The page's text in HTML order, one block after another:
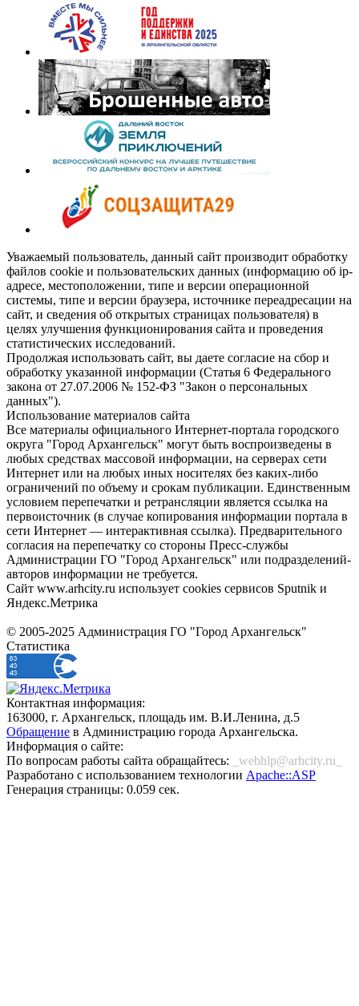
Уважаемый пользователь, данный сайт производит обработку
файлов cookie и пользовательских данных (информацию об ip-
адресе, местоположении, типе и версии операционной
системы, типе и версии браузера, источнике переадресации на
сайт, и сведения об открытых страницах пользователя) в
целях улучшения функционирования сайта и проведения
статистических исследований.
Продолжая использовать сайт, вы даете согласие на сбор и
обработку указанной информации (Статья 6 Федерального
закона от 27.07.2006 № 152-ФЗ "Закон о персональных
данных").
Использование материалов сайта
Все материалы официального Интернет-портала городского
округа "Город Архангельск" могут быть воспроизведены в
любых средствах массовой информации, на серверах сети
Интернет или на любых иных носителях без каких-либо
ограничений по объему и срокам публикации. Единственным
условием перепечатки и ретрансляции является ссылка на
первоисточник (в случае копирования информации портала в
сети Интернет — интерактивная ссылка). Предварительного
согласия на перепечатку со стороны Пресс-службы
Администрации ГО "Город Архангельск" или подразделений-
авторов информации не требуется.
Сайт www.arhcity.ru использует cookies сервисов Sputnik и
Яндекс.Метрика
© 2005-2025 Администрация ГО "Город Архангельск"
Статистика
Контактная информация:
163000, г. Архангельск, площадь им. В.И.Ленина, д.5
Обращение в Администрацию города Архангельска.
Информация о сайте:
По вопросам работы сайта обращайтесь:
_webhlp@arhcity.ru_
Разработано с использованием технологии Apache::ASP
Генерация страницы: 0.059 сек.